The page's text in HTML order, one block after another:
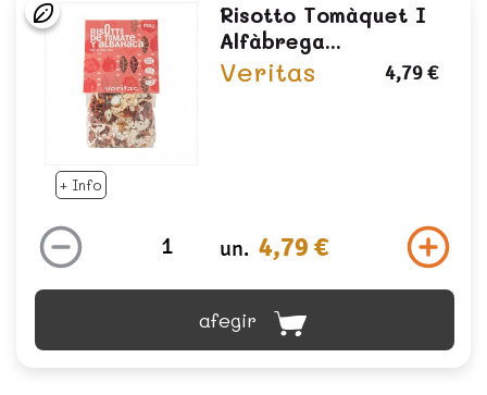
+ Info
Risotto Tomàquet I
Alfàbrega...
Veritas 4,79 €
un. 4,79 €
afegir